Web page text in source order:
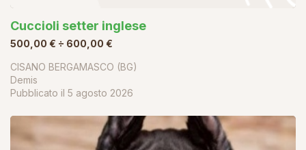
Cuccioli setter inglese
500,00 € ÷ 600,00 €
CISANO BERGAMASCO (BG)
Demis
Pubblicato il 5 agosto 2026